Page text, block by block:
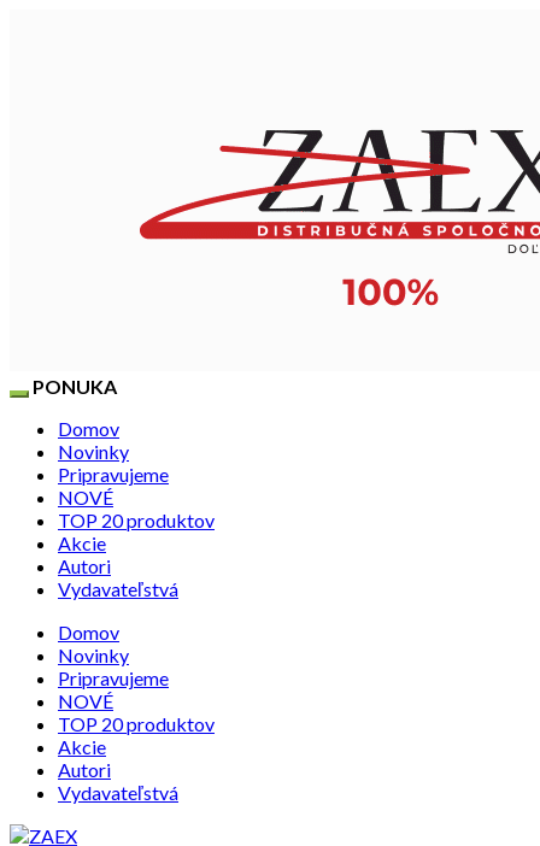
PONUKA
Domov
Novinky
Pripravujeme
NOVÉ
TOP 20 produktov
Akcie
Autori
Vydavateľstvá
Domov
Novinky
Pripravujeme
NOVÉ
TOP 20 produktov
Akcie
Autori
Vydavateľstvá